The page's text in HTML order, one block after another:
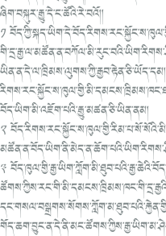
ཞིག་བསྐུར་རྒྱུ་དེ་ང་ཚོའི་རེ་བའོ།།
༡ བོད་ཀྱི་སྐད་ཡིག་དེ་བོད་རིགས་
གི་དྲ་རྒྱ་ལ་མཚོན་ན་བཀོལ་
ཡིན་ན་དེ་ལ་ཁྲིམས་ལུགས་
རིགས་རང་སྐྱོང་ས་ཁུལ་གྱི་མི་དམངས་ཁྲིམས་ཁང་
བོད་ཡིག་མི་འཇོག་པའི་རྒྱུ་མཚན་ཅི་ཡིན་ནམ།
༢ བོད་རིགས་རང་སྐྱོང་ས་ཁུལ་གྱི་རི
མཚོན་ན་བོད་ཡིག་ནི་མེད་ན་ཆོག་
༣ བོད་ཁུལ་གྱི་རྒྱ་ཡིག་ཀློག་མི་ཐུ
ཚོགས་ཀྱིས་རང་གི་མི་
དང་གསལ་བསྒྲགས་སོགས་ཀློག་མ་ཐུབ་པའི་རྐྱེན་
གོད་ཆག་བྱུང་ན་དེ་ནི་མང་ཚོགས་ཀྱིས་རྒྱ་